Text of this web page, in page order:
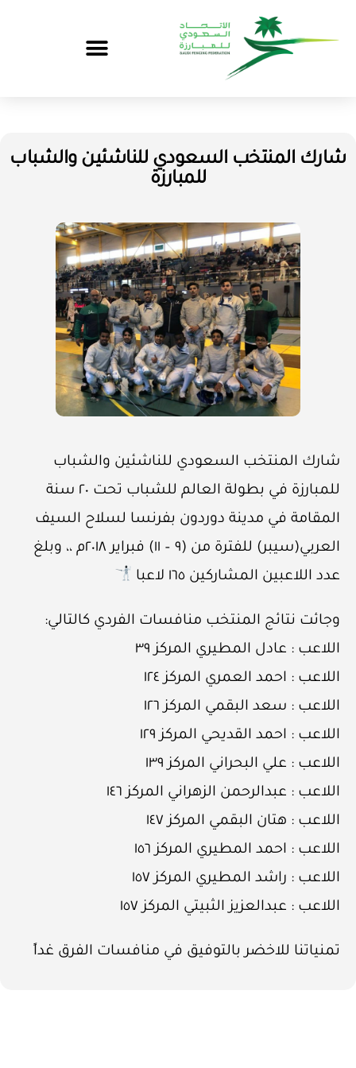
شارك المنتخب السعودي للناشئين والشباب
للمبارزة
شارك المنتخب السعودي للناشئين والشباب
للمبارزة في بطولة العالم للشباب تحت ٢٠ سنة
المقامة في مدينة دوردون بفرنسا لسلاح السيف
العربي(سيبر) للفترة من (٩ – ١١) فبراير ٢٠١٨م ،، وبلغ
عدد اللاعبين المشاركين ١٦٥ لاعبا
وجائت نتائج المنتخب منافسات الفردي كالتالي:
اللاعب : عادل المطيري المركز ٣٩
اللاعب : احمد العمري المركز ١٢٤
اللاعب : سعد البقمي المركز ١٢٦
اللاعب : احمد القديحي المركز ١٢٩
اللاعب : علي البحراني المركز ١٣٩
اللاعب : عبدالرحمن الزهراني المركز ١٤٦
اللاعب : هتان البقمي المركز ١٤٧
اللاعب : احمد المطيري المركز ١٥٦
اللاعب : راشد المطيري المركز ١٥٧
اللاعب : عبدالعزيز الثبيتي المركز ١٥٧
تمنياتنا للاخضر بالتوفيق في منافسات الفرق غداً